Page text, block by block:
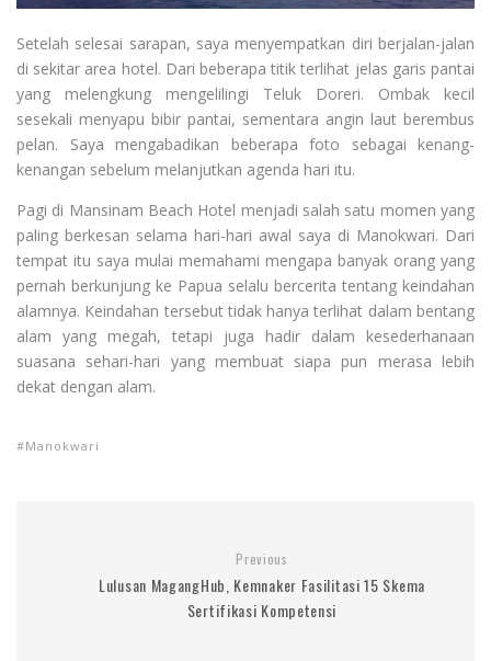
Setelah selesai sarapan, saya menyempatkan diri berjalan-jalan
di sekitar area hotel. Dari beberapa titik terlihat jelas garis pantai
yang melengkung mengelilingi Teluk Doreri. Ombak kecil
sesekali menyapu bibir pantai, sementara angin laut berembus
pelan. Saya mengabadikan beberapa foto sebagai kenang-
kenangan sebelum melanjutkan agenda hari itu.
Pagi di Mansinam Beach Hotel menjadi salah satu momen yang
paling berkesan selama hari-hari awal saya di Manokwari. Dari
tempat itu saya mulai memahami mengapa banyak orang yang
pernah berkunjung ke Papua selalu bercerita tentang keindahan
alamnya. Keindahan tersebut tidak hanya terlihat dalam bentang
alam yang megah, tetapi juga hadir dalam kesederhanaan
suasana sehari-hari yang membuat siapa pun merasa lebih
dekat dengan alam.
Manokwari
Previous
Lulusan MagangHub, Kemnaker Fasilitasi 15 Skema
Sertifikasi Kompetensi